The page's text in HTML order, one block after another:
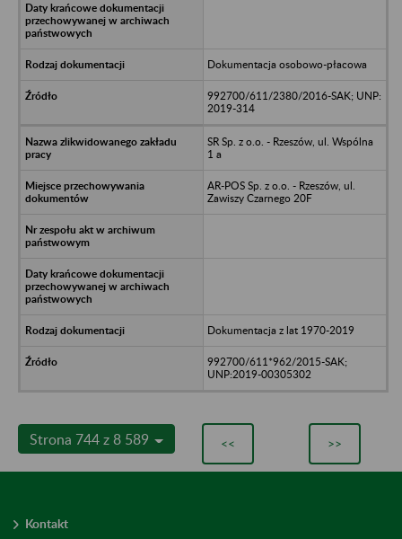
Dokumentacja osobowo-płacowa
992700/611/2380/2016-SAK; UNP:
2019-314
SR Sp. z o.o. - Rzeszów, ul. Wspólna
1 a
AR-POS Sp. z o.o. - Rzeszów, ul.
Zawiszy Czarnego 20F
Dokumentacja z lat 1970-2019
992700/611*962/2015-SAK;
UNP:2019-00305302
Strona 744 z 8 589 << >>
Kontakt